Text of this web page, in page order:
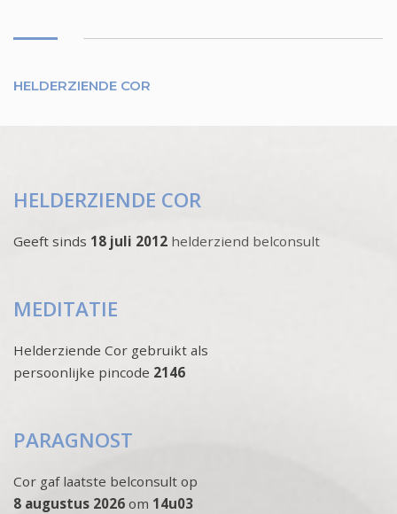
HELDERZIENDE COR
HELDERZIENDE COR
Geeft sinds 18 juli 2012 helderziend belconsult
MEDITATIE
Helderziende Cor gebruikt als
persoonlijke pincode 2146
PARAGNOST
Cor gaf laatste belconsult op
8 augustus 2026 om 14u03